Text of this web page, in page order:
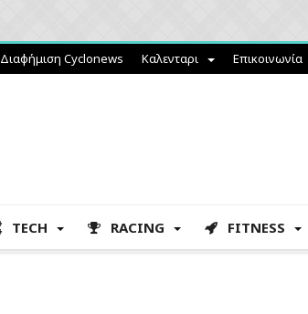
Διαφήμιση Cyclonews Καλενταρι Επικοινωνία
TECH RACING FITNESS